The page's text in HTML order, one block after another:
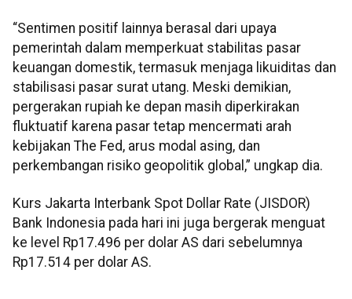
“Sentimen positif lainnya berasal dari upaya
pemerintah dalam memperkuat stabilitas pasar
keuangan domestik, termasuk menjaga likuiditas dan
stabilisasi pasar surat utang. Meski demikian,
pergerakan rupiah ke depan masih diperkirakan
fluktuatif karena pasar tetap mencermati arah
kebijakan The Fed, arus modal asing, dan
perkembangan risiko geopolitik global,” ungkap dia.
Kurs Jakarta Interbank Spot Dollar Rate (JISDOR)
Bank Indonesia pada hari ini juga bergerak menguat
ke level Rp17.496 per dolar AS dari sebelumnya
Rp17.514 per dolar AS.